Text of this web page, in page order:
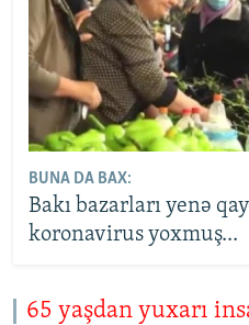
BUNA DA BAX:
Bakı bazarları yenə
koronavirus yoxmuş...
65 yaşdan yuxarı